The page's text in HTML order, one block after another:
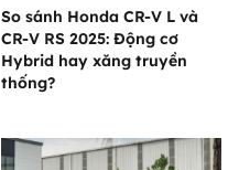
So sánh Honda CR-V L và
CR-V RS 2025: Động cơ
Hybrid hay xăng truyền
thống?